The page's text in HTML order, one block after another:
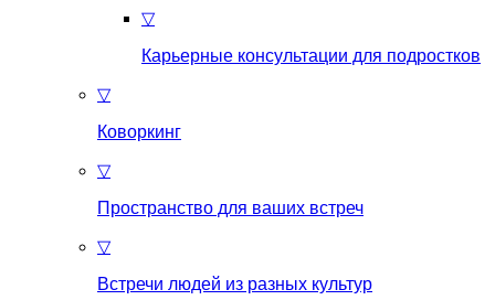
▽
Карьерные консультации для подростков
▽
Коворкинг
▽
Пространство для ваших встреч
▽
Встречи людей из разных культур